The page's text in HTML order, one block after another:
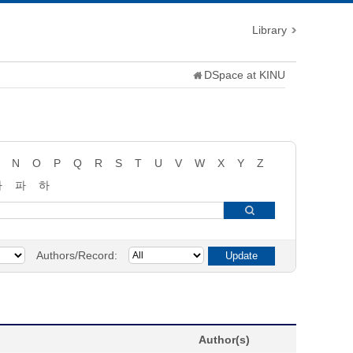
Library
DSpace at KINU
N O P Q R S T U V W X Y
Z
파
하
Authors/Record:
Author(s)